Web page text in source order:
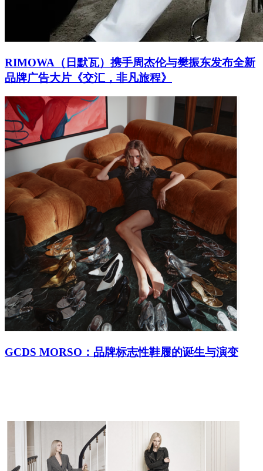
RIMOWA（日默瓦）携手周杰伦与樊振东发布全新
品牌广告大片《交汇，非凡旅程》
GCDS MORSO：品牌标志性鞋履的诞生与演变